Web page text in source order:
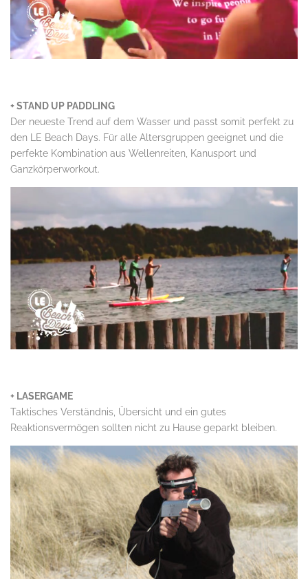
+ STAND UP PADDLING
Der neueste Trend auf dem Wasser und passt somit perfekt zu
den LE Beach Days. Für alle Altersgruppen geeignet und die
perfekte Kombination aus Wellenreiten, Kanusport und
Ganzkörperworkout.
+ LASERGAME
Taktisches Verständnis, Übersicht und ein gutes
Reaktionsvermögen sollten nicht zu Hause geparkt bleiben.